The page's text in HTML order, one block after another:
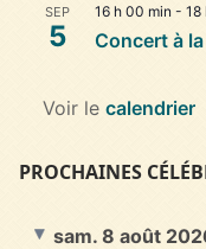
SEP
5
16 h 00 min - 18
Concert à
Voir le calendrier
PROCHAINES
sam. 8 août